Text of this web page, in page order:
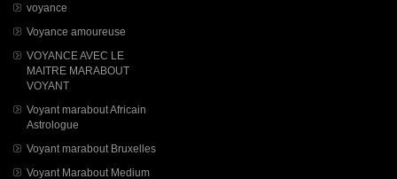
voyance
Voyance amoureuse
VOYANCE AVEC LE
MAITRE MARABOUT
VOYANT
Voyant marabout Africain
Astrologue
Voyant marabout Bruxelles
Voyant Marabout Medium